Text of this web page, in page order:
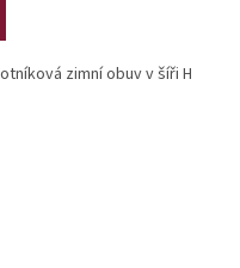
zimní obuv v šíři H